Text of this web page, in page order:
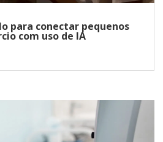
para conectar pequenos
com uso de IA